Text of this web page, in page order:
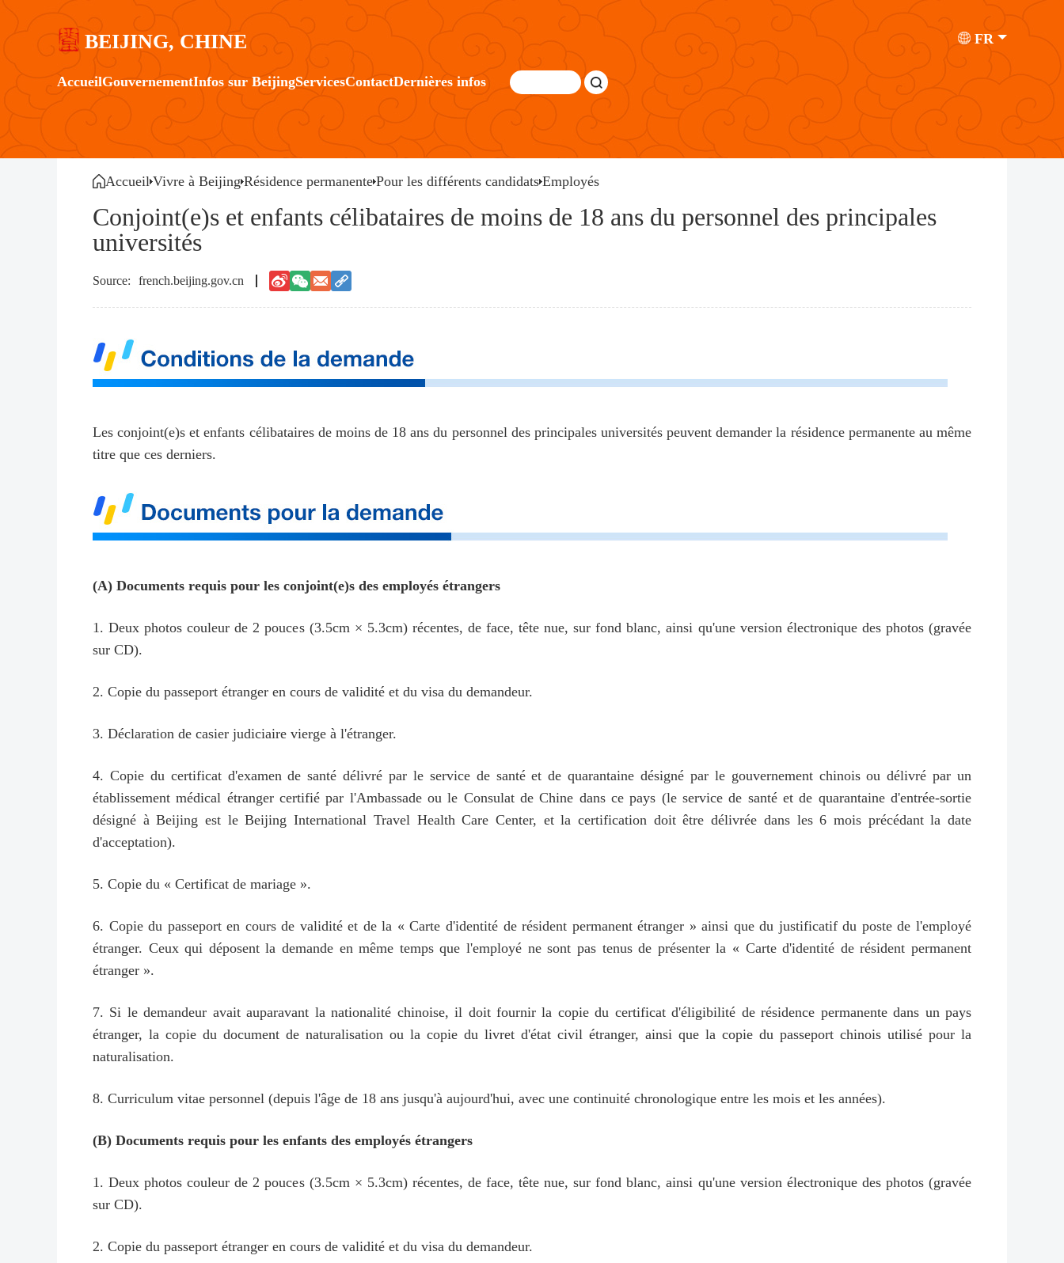
BEIJING, CHINE FR
AccueilGouvernementInfos sur BeijingServicesContactDernières infos
Accueil Vivre à Beijing Résidence permanente Pour les différents candidats Employés
Conjoint(e)s et enfants célibataires de moins de 18 ans du personnel des principales
universités
french.beijing.gov.cn
Les conjoint(e)s et enfants célibataires de moins de 18 ans du personnel des principales universités peuvent demander la résidence permanente au même
titre que ces derniers.
(A) Documents requis pour les conjoint(e)s des employés étrangers
1. Deux photos couleur de 2 pouces (3.5cm × 5.3cm) récentes, de face, tête nue, sur fond blanc, ainsi qu'une version électronique des photos (gravée
sur CD).
2. Copie du passeport étranger en cours de validité et du visa du demandeur.
3. Déclaration de casier judiciaire vierge à l'étranger.
4. Copie du certificat d'examen de santé délivré par le service de santé et de quarantaine désigné par le gouvernement chinois ou délivré par un
établissement médical étranger certifié par l'Ambassade ou le Consulat de Chine dans ce pays (le service de santé et de quarantaine d'entrée-sortie
désigné à Beijing est le Beijing International Travel Health Care Center, et la certification doit être délivrée dans les 6 mois précédant la date
d'acceptation).
5. Copie du « Certificat de mariage ».
6. Copie du passeport en cours de validité et de la « Carte d'identité de résident permanent étranger » ainsi que du justificatif du poste de l'employé
étranger. Ceux qui déposent la demande en même temps que l'employé ne sont pas tenus de présenter la « Carte d'identité de résident permanent
étranger ».
7. Si le demandeur avait auparavant la nationalité chinoise, il doit fournir la copie du certificat d'éligibilité de résidence permanente dans un pays
étranger, la copie du document de naturalisation ou la copie du livret d'état civil étranger, ainsi que la copie du passeport chinois utilisé pour la
naturalisation.
8. Curriculum vitae personnel (depuis l'âge de 18 ans jusqu'à aujourd'hui, avec une continuité chronologique entre les mois et les années).
(B) Documents requis pour les enfants des employés étrangers
1. Deux photos couleur de 2 pouces (3.5cm × 5.3cm) récentes, de face, tête nue, sur fond blanc, ainsi qu'une version électronique des photos (gravée
sur CD).
2. Copie du passeport étranger en cours de validité et du visa du demandeur.